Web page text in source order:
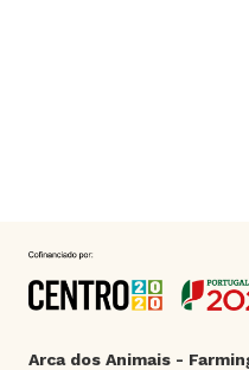
Arca dos Animais -